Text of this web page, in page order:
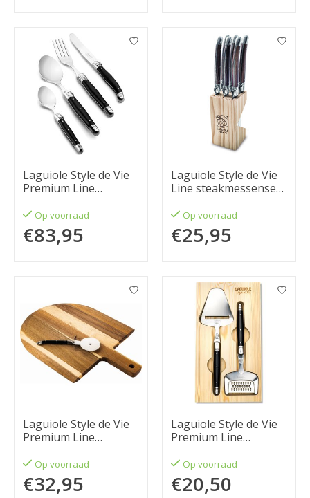
Laguiole Style de Vie
Premium Line
zwart
Op voorraad
€83,95
Laguiole Style de Vie
Line steakmessenset
1,8mm
Op voorraad
€25,95
Laguiole Style de Vie
Premium Line
serveerplank
Op voorraad
€32,95
Laguiole Style de Vie
Premium Line
Op voorraad
€20,50